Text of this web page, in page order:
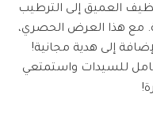
العميق إلى الترطيب
مع هذا العرض الحصري،
للسيدات واستمتعي